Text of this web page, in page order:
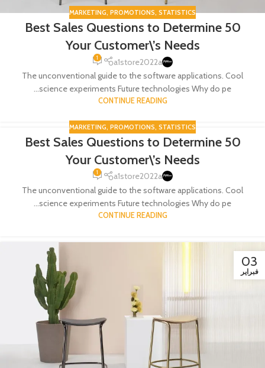
MARKETING, PROMOTIONS, STATISTICS
50 Best Sales Questions to Determine
Your Customer\’s Needs
a1store2022a
1
The unconventional guide to the software applications. Cool
science experiments Future technologies Why do pe...
CONTINUE READING
MARKETING, PROMOTIONS, STATISTICS
50 Best Sales Questions to Determine
Your Customer\’s Needs
a1store2022a
1
The unconventional guide to the software applications. Cool
science experiments Future technologies Why do pe...
CONTINUE READING
03
فبراير